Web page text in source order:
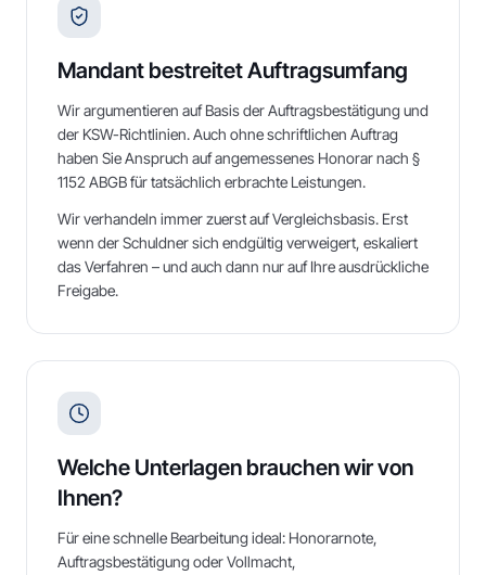
Mandant bestreitet Auftragsumfang
Wir argumentieren auf Basis der Auftragsbestätigung und
der KSW-Richtlinien. Auch ohne schriftlichen Auftrag
haben Sie Anspruch auf angemessenes Honorar nach §
1152 ABGB für tatsächlich erbrachte Leistungen.
Wir verhandeln immer zuerst auf Vergleichsbasis. Erst
wenn der Schuldner sich endgültig verweigert, eskaliert
das Verfahren – und auch dann nur auf Ihre ausdrückliche
Freigabe.
Welche Unterlagen brauchen wir von
Ihnen?
Für eine schnelle Bearbeitung ideal: Honorarnote,
Auftragsbestätigung oder Vollmacht,